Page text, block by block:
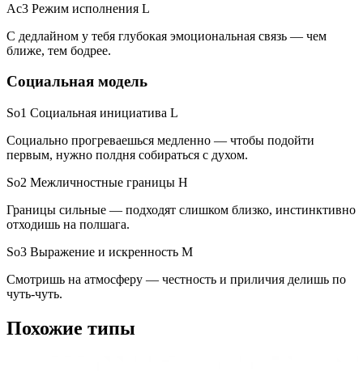
Ac3 Режим исполнения L
С дедлайном у тебя глубокая эмоциональная связь — чем
ближе, тем бодрее.
Социальная модель
So1 Социальная инициатива L
Социально прогреваешься медленно — чтобы подойти
первым, нужно полдня собираться с духом.
So2 Межличностные границы H
Границы сильные — подходят слишком близко, инстинктивно
отходишь на полшага.
So3 Выражение и искренность M
Смотришь на атмосферу — честность и приличия делишь по
чуть-чуть.
Похожие типы